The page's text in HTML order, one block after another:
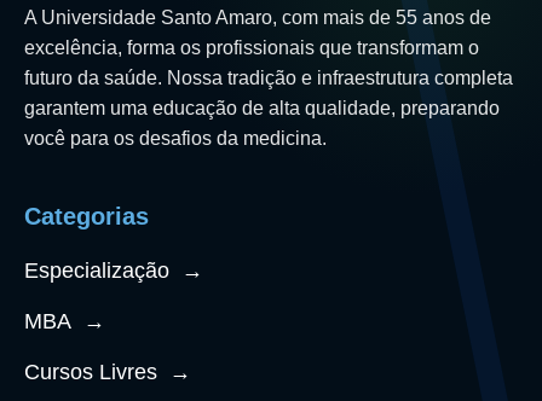
A Universidade Santo Amaro, com mais de 55 anos de
excelência, forma os profissionais que transformam o
futuro da saúde. Nossa tradição e infraestrutura completa
garantem uma educação de alta qualidade, preparando
você para os desafios da medicina.
Categorias
Especialização →
MBA →
Cursos Livres →